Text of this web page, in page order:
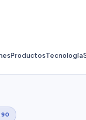
ProductosTecnología